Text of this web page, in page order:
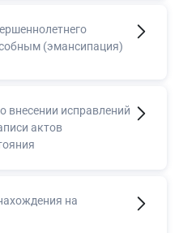
(эмансипация)
внесении исправлений
актов
на